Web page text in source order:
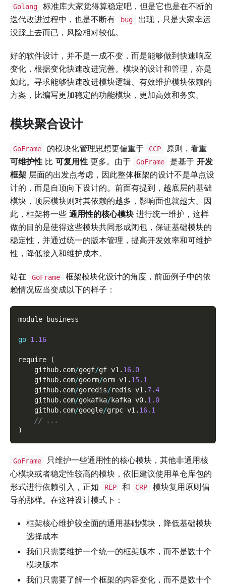
Golang
标准库大家觉得算稳定吧，但是它也是在不断的
迭代改进过程中，也是不断有
bug
出现，只是大家幸运
没踩上去而已，风险相对较低。
好的软件设计，并不是一成不变，而是能够做到快速响应
变化，根据变化快速改进完善。模块的设计和管理，亦是
如此。寻求能够快速改进模块逻辑、有效维护模块依赖的
方案，比编写更加稳定的功能模块，更加高效和务实。
模块聚合设计
GoFrame 的模块化管理思想更偏重于 CCP
原则，看重
可维护性 比 可复用性 更多。由于 GoFrame 是基于 开发
框架 层面的出发点考虑，因此整体框架的设计不是单点设
计的，而是自顶向下设计的。前面有提到，越底层的基础
模块，顶层模块则对其依赖的越多，影响面也就越大。因
此，框架将一些 通用性的核心模块 进行统一维护，这样
做的目的是使得这些模块共同形成闭包，保证基础模块的
稳定性，并通过统一的版本管理，提高开发效率和可维护
性，降低接入和维护成本。
站在 GoFrame
框架模块化设计的角度，前面例子中的依
赖情况应当变成以下的样子：
module business
go 1.16
require
(
    github
. com/gogf/gf v1. 16.0
    github
. com/goorm/orm v1. 15.1
    github
. com/goredis/redis v1. 7.4
    github
. com/gokafka/kafka v0. 1.0
    github
. com/google/grpc v1. 16.1
// ...
)
GoFrame
只维护一些通用性的核心模块，其他非通用核
心模块或者稳定性较高的模块，依旧建议使用单仓库包的
形式进行依赖引入，正如
REP 和 CRP
模块复用原则倡
导的那样。在这种设计模式下：
框架核心维护较全面的通用基础模块，降低基础模块
选择成本
我们只需要维护一个统一的框架版本，而不是数十个
模块版本
我们只需要了解一个框架的内容变化，而不是数十个